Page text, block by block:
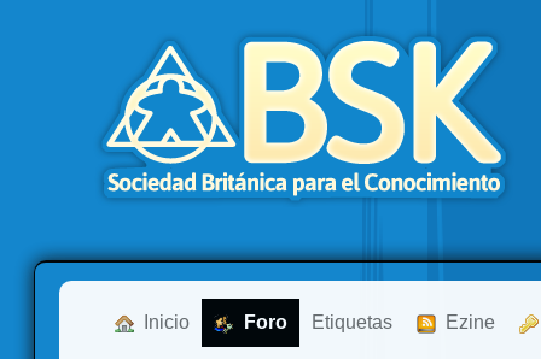
Inicio Foro Etiquetas Ezine